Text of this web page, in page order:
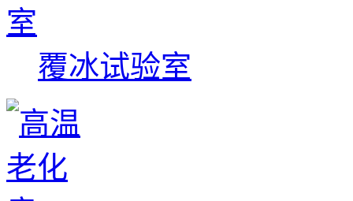
覆冰试验室